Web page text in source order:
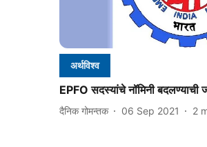
अर्थविश्व
EPFO सदस्यांचे नॉमिनी बदलण्याची
दैनिक गोमन्तक 06 Sep 2021 2